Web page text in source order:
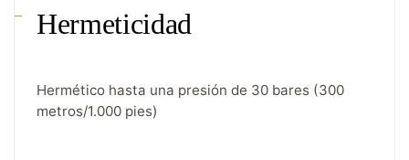
Hermeticidad
Hermético hasta una presión de 30 bares (300
metros/1.000 pies)